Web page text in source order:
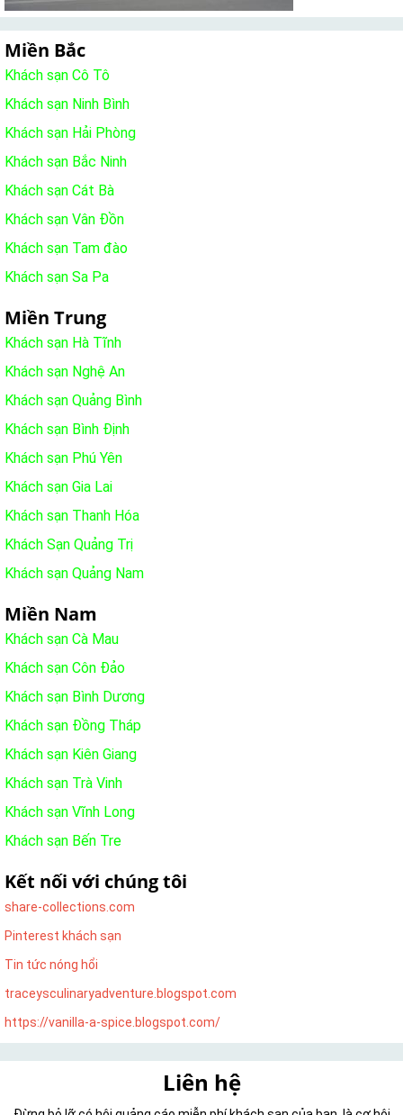
Miền Bắc
Khách sạn Cô Tô
Khách sạn Ninh Bình
Khách sạn Hải Phòng
Khách sạn Bắc Ninh
Khách sạn Cát Bà
Khách sạn Vân Đồn
Khách sạn Tam đào
Khách sạn Sa Pa
Miền Trung
Khách sạn Hà Tĩnh
Khách sạn Nghệ An
Khách sạn Quảng Bình
Khách sạn Bình Định
Khách sạn Phú Yên
Khách sạn Gia Lai
Khách sạn Thanh Hóa
Khách Sạn Quảng Trị
Khách sạn Quảng Nam
Miền Nam
Khách sạn Cà Mau
Khách sạn Côn Đảo
Khách sạn Bình Dương
Khách sạn Đồng Tháp
Khách sạn Kiên Giang
Khách sạn Trà Vinh
Khách sạn Vĩnh Long
Khách sạn Bến Tre
Kết nối với chúng tôi
share-collections.com
Pinterest khách sạn
Tin tức nóng hổi
traceysculinaryadventure.blogspot.com
https://vanilla-a-spice.blogspot.com/
Liên hệ